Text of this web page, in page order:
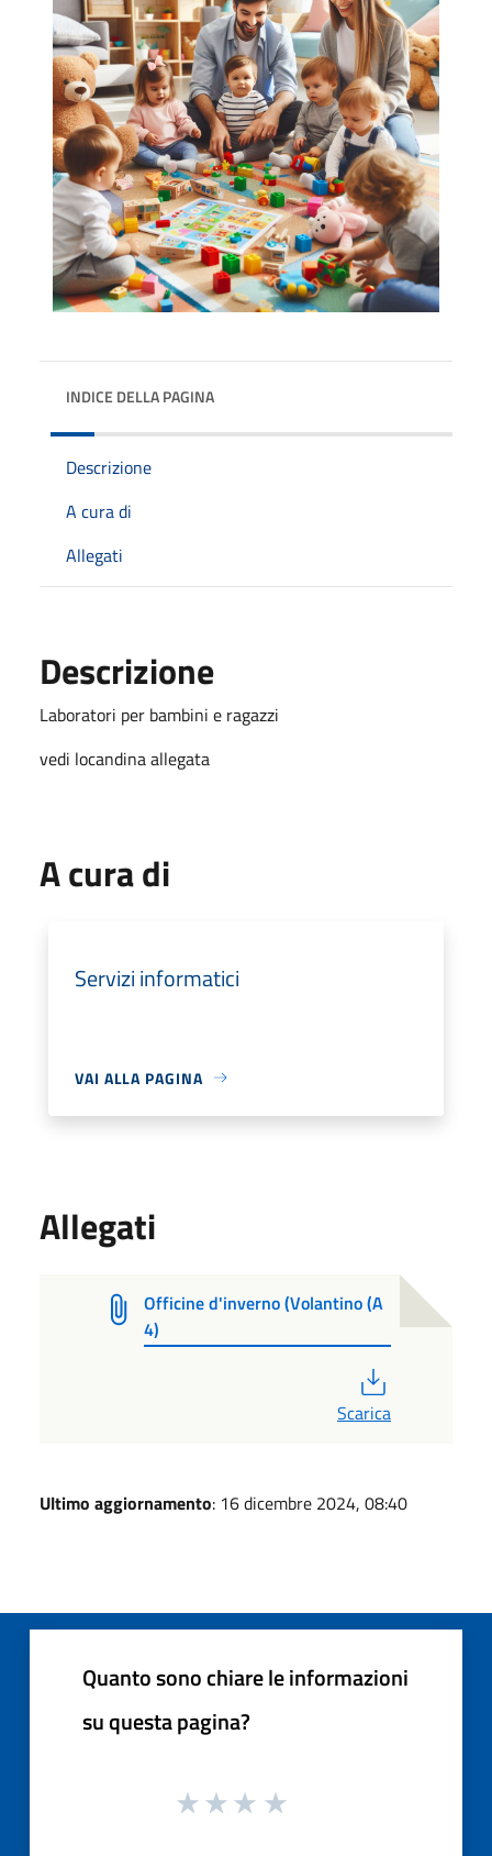
INDICE DELLA PAGINA
Descrizione
A cura di
Allegati
Descrizione
Laboratori per bambini e ragazzi
vedi locandina allegata
A cura di
Servizi informatici
VAI ALLA PAGINA
Allegati
Officine d'inverno (Volantino (A
4)
Scarica
Ultimo aggiornamento: 16 dicembre 2024, 08:40
Quanto sono chiare le informazioni
su questa pagina?